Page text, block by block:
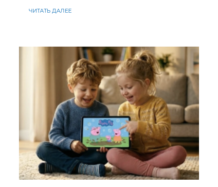
ЧИТАТЬ ДАЛЕЕ